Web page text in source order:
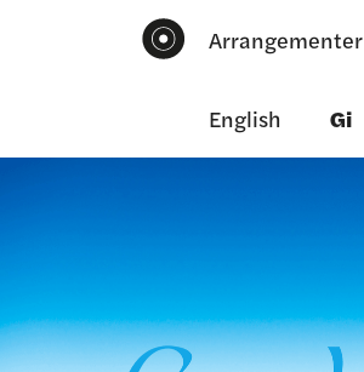
Arrangementer
English Gi